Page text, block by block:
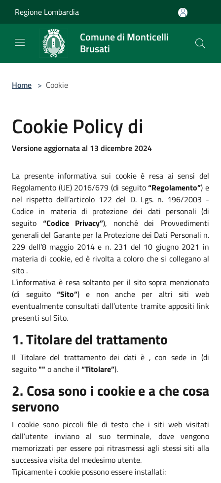
Regione Lombardia
Comune di Monticelli
Brusati
Home > Cookie
Cookie Policy di
Versione aggiornata al 13 dicembre 2024
La presente informativa sui cookie è resa ai sensi del
Regolamento (UE) 2016/679 (di seguito“Regolamento”) e
nel rispetto dell’articolo 122 del D. Lgs. n. 196/2003 -
Codice in materia di protezione dei dati personali (di
seguito “Codice Privacy”), nonché dei Provvedimenti
generali del Garante per la Protezione dei Dati Personali n.
229 dell’8 maggio 2014 e n. 231 del 10 giugno 2021 in
materia di cookie, ed è rivolta a coloro che si collegano al
sito .
L’informativa è resa soltanto per il sito sopra menzionato
(di seguito“Sito”) e non anche per altri siti web
eventualmente consultati dall’utente tramite appositi link
presenti sul Sito.
1. Titolare del trattamento
Il Titolare del trattamento dei dati è , con sede in (di
seguito"" o anche il “Titolare”).
2. Cosa sono i cookie e a che cosa
servono
I cookie sono piccoli file di testo che i siti web visitati
dall’utente inviano al suo terminale, dove vengono
memorizzati per essere poi ritrasmessi agli stessi siti alla
successiva visita del medesimo utente.
Tipicamente i cookie possono essere installati: